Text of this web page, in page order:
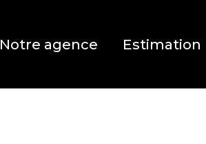
Notre agence Estimation